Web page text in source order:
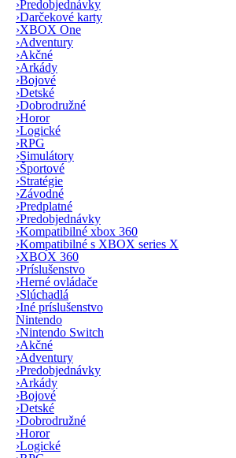
›Predobjednávky
›Darčekové karty
›XBOX One
›Adventury
›Akčné
›Arkády
›Bojové
›Detské
›Dobrodružné
›Horor
›Logické
›RPG
›Simulátory
›Športové
›Stratégie
›Závodné
›Predplatné
›Predobjednávky
›Kompatibilné xbox 360
›Kompatibilné s XBOX series X
›XBOX 360
›Príslušenstvo
›Herné ovládače
›Slúchadlá
›Iné príslušenstvo
Nintendo
›Nintendo Switch
›Akčné
›Adventury
›Predobjednávky
›Arkády
›Bojové
›Detské
›Dobrodružné
›Horor
›Logické